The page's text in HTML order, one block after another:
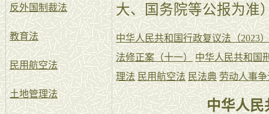
反外国制裁法
教育法
民用航空法
土地管理法
大、国务院等公报为准
中华人民共和国行政复议法（2023）
法修正案（十一） 中华人民共和国
理法 民用航空法 民法典 劳动人事
中华人民